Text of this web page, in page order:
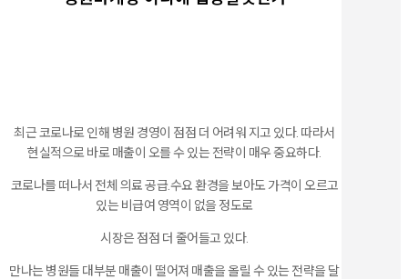
최근 코로나로 인해 병원 경영이 점점 더 어려워 지고 있다. 따라서
현실적으로 바로 매출이 오를 수 있는 전략이 매우 중요하다.
코로나를 떠나서 전체 의료 공급.수요 환경을 보아도 가격이 오르고
있는 비급여 영역이 없을 정도로
시장은 점점 더 줄어들고 있다.
만나는 병원들 대부분 매출이 떨어져 매출을 올릴 수 있는 전략을 달